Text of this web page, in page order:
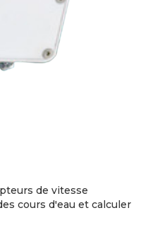
de vitesse
cours d'eau et calculer